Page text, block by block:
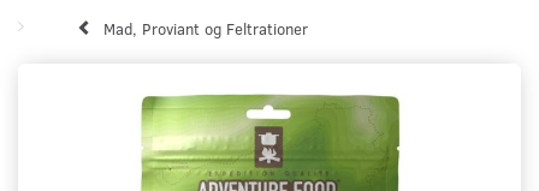
Mad, Proviant og Feltrationer